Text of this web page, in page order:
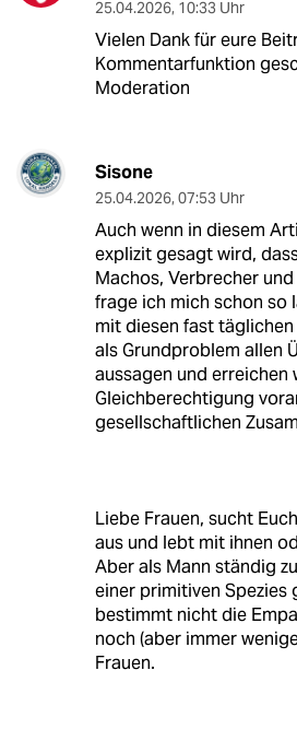
25.04.2026, 10:33 Uhr
Vielen Dank für eure
Kommentarfunktion
Moderation
Sisone
25.04.2026, 07:53 Uhr
Auch wenn in diesem
explizit gesagt wird,
Machos, Verbrecher
frage ich mich schon so
mit diesen fast
als Grundproblem allen
aussagen und erreichen
Gleichberechtigung
gesellschaftlichen
Liebe Frauen, sucht
aus und lebt mit ihnen
Aber als Mann ständig
einer primitiven Spezies
bestimmt nicht die
noch (aber immer
Frauen.